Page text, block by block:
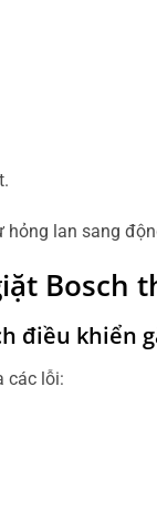
lan sang
Bosch
điều khiển
các lỗi: